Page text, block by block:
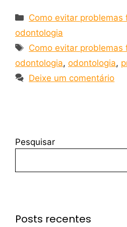
Como evitar problemas
odontologia
Como evitar problemas
odontologia, odontologia,
Deixe um comentário
Pesquisar
Posts recentes